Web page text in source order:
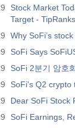
Stock Market
Target -
Why SoFi’s
SoFi Says
SoFi 2분기 암호
SoFi's Q2 crypto
Dear SoFi Stock
SoFi Earnings,